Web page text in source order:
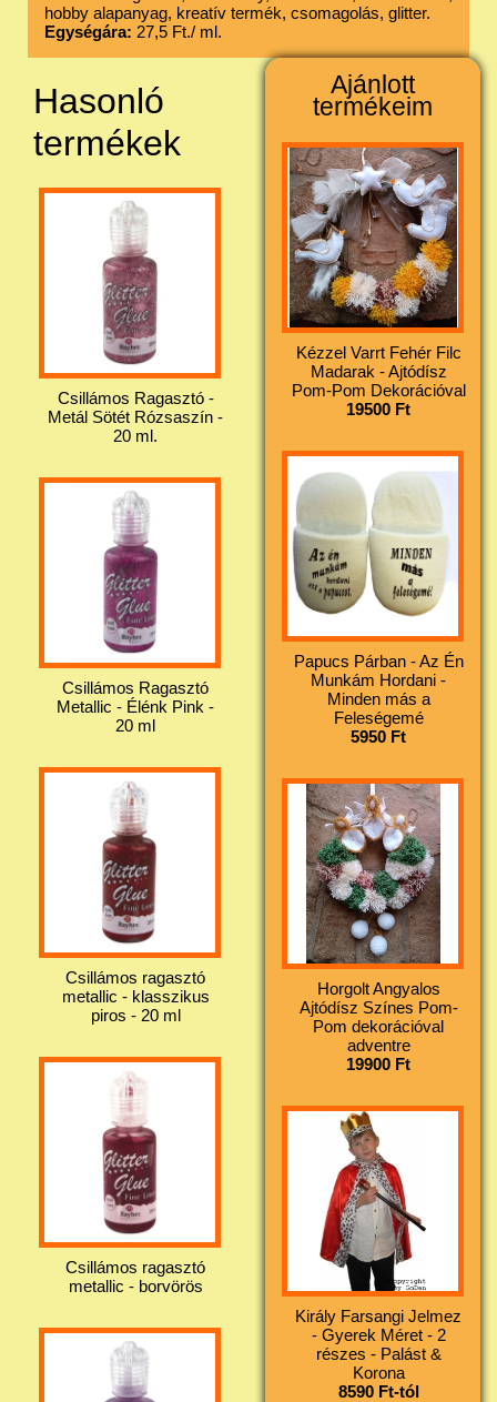
hobby alapanyag, kreatív termék, csomagolás, glitter.
Egységára: 27,5 Ft./ ml.
Hasonló
termékek
Csillámos Ragasztó -
Metál Sötét Rózsaszín -
20 ml.
Csillámos Ragasztó
Metallic - Élénk Pink -
20 ml
Csillámos ragasztó
metallic - klasszikus
piros - 20 ml
Csillámos ragasztó
metallic - borvörös
Ajánlott
termékeim
Kézzel Varrt Fehér Filc
Madarak - Ajtódísz
Pom-Pom Dekorációval
19500 Ft
Papucs Párban - Az Én
Munkám Hordani -
Minden más a
Feleségemé
5950 Ft
Horgolt Angyalos
Ajtódísz Színes Pom-
Pom dekorációval
adventre
19900 Ft
Király Farsangi Jelmez
- Gyerek Méret - 2
részes - Palást &
Korona
8590 Ft-tól